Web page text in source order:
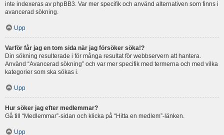
inte indexeras av phpBB3. Var mer specifik och använd alternativen som finns i
avancerad sökning.
Upp
Varför får jag en tom sida när jag försöker söka!?
Din sökning resulterade i för många resultat för webbservern att hantera.
Använd “Avancerad sökning” och var mer specifik med termerna och med vilka
kategorier som ska sökas i.
Upp
Hur söker jag efter medlemmar?
Gå till “Medlemmar”-sidan och klicka på “Hitta en medlem”-länken.
Upp